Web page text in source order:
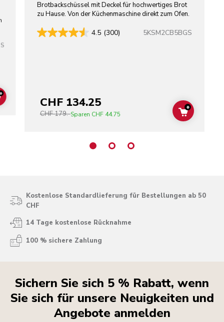
ADD TO CART
Brotbackschüssel mit Deckel für hochwertiges Brot
zu Hause. Von der Küchenmaschine direkt zum Ofen.
4.5 (300) 5KSM2CB5BGS
CHF 134.25
CHF 179.-Sparen CHF 44.75 ADD TO
+
Kostenlose Standardlieferung für Bestellungen ab 50
CHF
14 Tage kostenlose Rücknahme
100 % sichere Zahlung
Sichern Sie sich 5 % Rabatt, wenn
Sie sich für unsere Neuigkeiten und
Angebote anmelden